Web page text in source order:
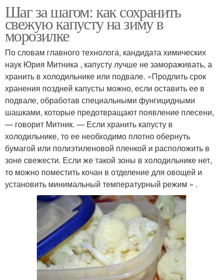
Шаг за шагом: как сохранить
свежую капусту на зиму в
морозилке
По словам главного технолога, кандидата химических
наук Юрия Митника , капусту лучше не замораживать, а
хранить в холодильнике или подвале. «Продлить срок
хранения поздней капусты можно, если оставить ее в
подвале, обработав специальными фунгицидными
шашками, которые предотвращают появление плесени,
— говорит Митник. — Если хранить капусту в
холодильнике, то ее необходимо плотно обернуть
бумагой или полиэтиленовой пленкой и расположить в
зоне свежести. Если же такой зоны в холодильнике нет,
то можно поместить кочан в отделение для овощей и
установить минимальный температурный режим » .